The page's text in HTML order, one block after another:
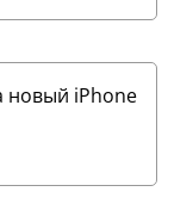
новый iPhone